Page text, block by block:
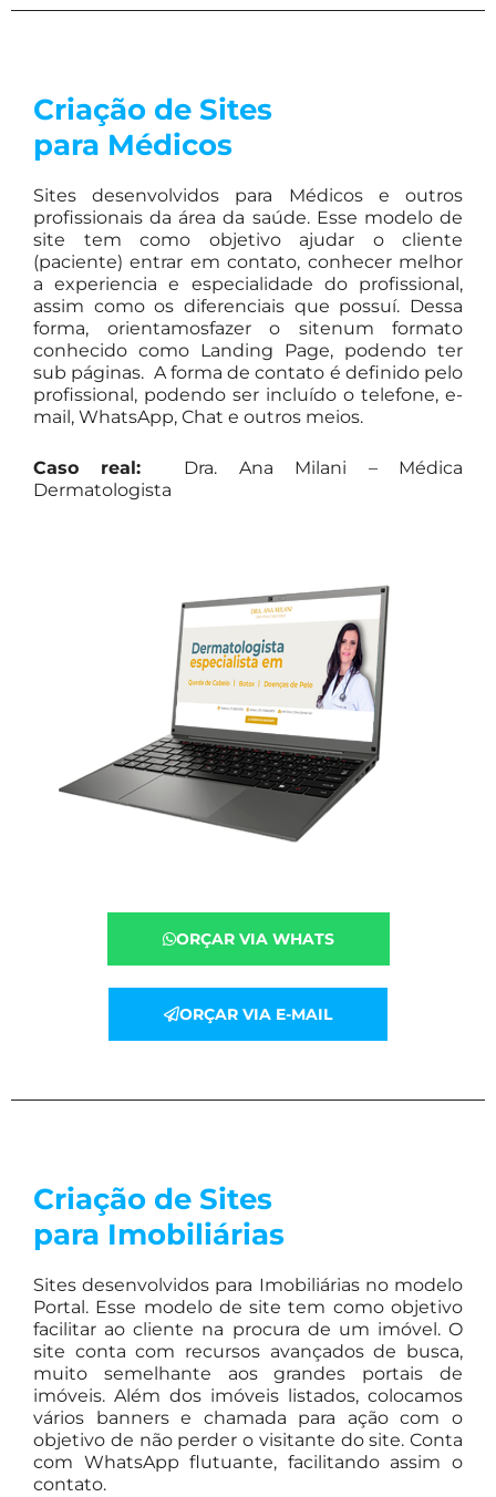
Criação de Sites
para Médicos
Sites desenvolvidos para Médicos e outros
profissionais da área da saúde. Esse modelo de
site tem como objetivo ajudar o cliente
(paciente) entrar em contato, conhecer melhor
a experiencia e especialidade do profissional,
assim como os diferenciais que possuí. Dessa
forma, orientamosfazer o sitenum formato
conhecido como Landing Page, podendo ter
sub páginas. A forma de contato é definido pelo
profissional, podendo ser incluído o telefone, e-
mail, WhatsApp, Chat e outros meios.
Caso real: Dra. Ana Milani – Médica
Dermatologista
ORÇAR VIA WHATS
ORÇAR VIA E-MAIL
Criação de Sites
para Imobiliárias
Sites desenvolvidos para Imobiliárias no modelo
Portal. Esse modelo de site tem como objetivo
facilitar ao cliente na procura de um imóvel. O
site conta com recursos avançados de busca,
muito semelhante aos grandes portais de
imóveis. Além dos imóveis listados, colocamos
vários banners e chamada para ação com o
objetivo de não perder o visitante do site. Conta
com WhatsApp flutuante, facilitando assim o
contato.